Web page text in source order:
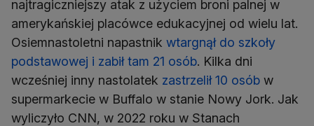
najtragiczniejszy atak z użyciem broni palnej w
amerykańskiej placówce edukacyjnej od wielu lat.
Osiemnastoletni napastnik wtargnął do szkoły
podstawowej i zabił tam 21 osób. Kilka dni
wcześniej inny nastolatek zastrzelił 10 osób w
supermarkecie w Buffalo w stanie Nowy Jork. Jak
wyliczyło CNN, w 2022 roku w Stanach